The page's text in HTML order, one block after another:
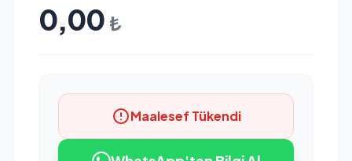
0,00 ₺
Maalesef Tükendi